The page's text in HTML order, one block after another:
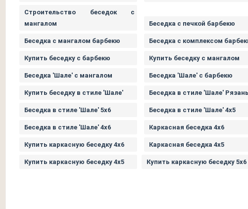
Строительство беседок с
мангалом
Беседка с печкой барбекю
Беседка с мангалом барбекю Беседка с комплексом
Купить беседку с барбекю Купить беседку с мангалом
Беседка 'Шале' с мангалом Беседка 'Шале' с барбекю
Купить беседку в стиле 'Шале' Беседка в стиле 'Шале' Рязань
Беседка в стиле 'Шале' 5х6 Беседка в стиле 'Шале' 4х5
Беседка в стиле 'Шале' 4х6 Каркасная беседка 4х6
Купить каркасную беседку 4х6 Каркасная беседка 4х5
Купить каркасную беседку 4х5 Купить каркасную беседку 5х6